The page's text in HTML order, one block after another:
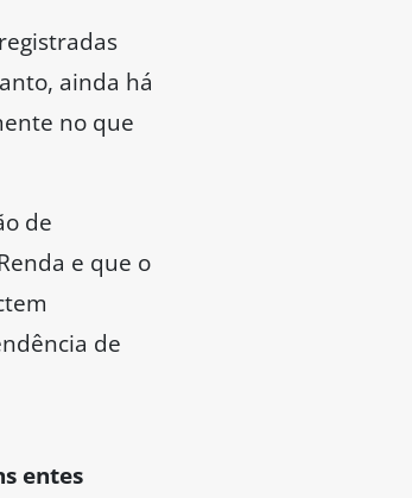
ainda há
no que
de
e que o
de
entes